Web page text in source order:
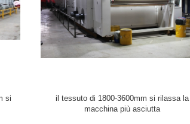
la
Macchina di pareggiamento di Pin Tenter
Frame Fabric Drying completamente